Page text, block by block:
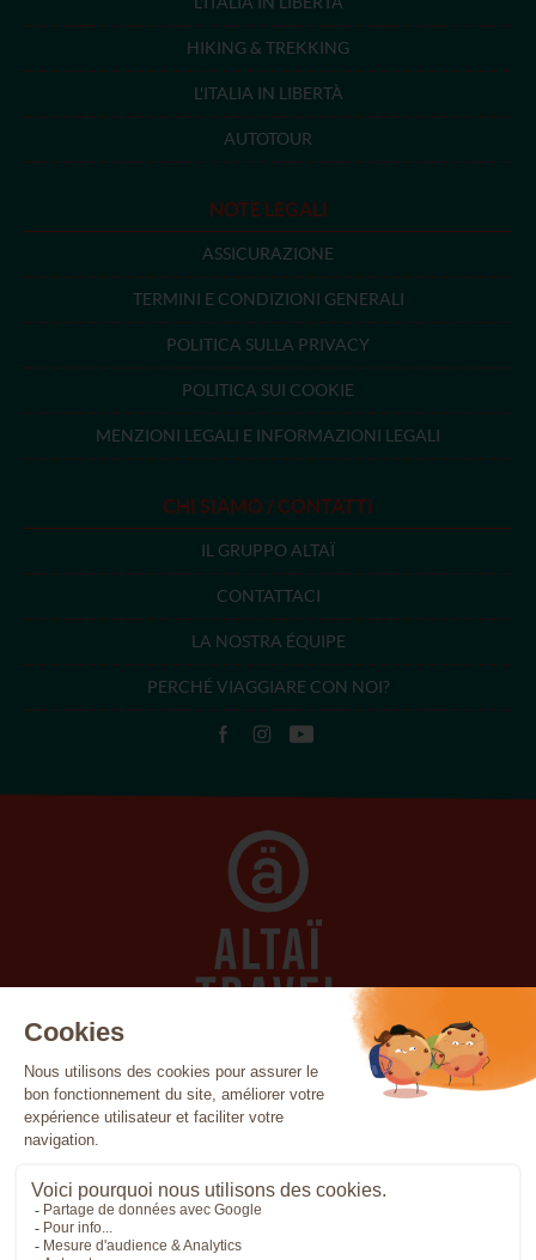
HIKING & TREKKING
L'ITALIA IN LIBERTÀ
AUTOTOUR
NOTE LEGALI
ASSICURAZIONE
TERMINI E CONDIZIONI GENERALI
POLITICA SULLA PRIVACY
POLITICA SUI COOKIE
MENZIONI LEGALI E INFORMAZIONI LEGALI
CHI SIAMO / CONTATTI
IL GRUPPO ALTAÏ
CONTATTACI
LA NOSTRA ÉQUIPE
PERCHÉ VIAGGIARE CON NOI?
Azzorre Canada Canarie
Capo Verde
Costa Rica
Giordania
Grecia India Indonesia
Islanda
Italia La Riunione